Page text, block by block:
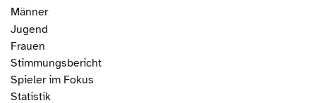
Männer
Jugend
Frauen
Stimmungsbericht
Spieler im Fokus
Statistik